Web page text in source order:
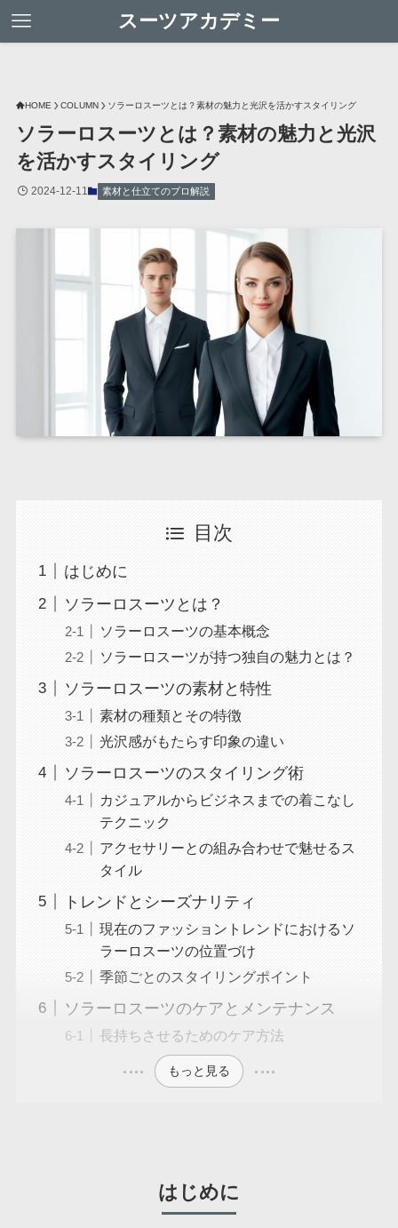
スーツアカデミー
HOME COLUMN ソラーロスーツとは？素材の魅力と光沢を活かすスタイリング
ソラーロスーツとは？素材の魅力と光沢
を活かすスタイリング
2024-12-11 素材と仕立てのプロ解説
目次
はじめに
ソラーロスーツとは？
ソラーロスーツの基本概念
ソラーロスーツが持つ独自の魅力とは？
ソラーロスーツの素材と特性
素材の種類とその特徴
光沢感がもたらす印象の違い
ソラーロスーツのスタイリング術
カジュアルからビジネスまでの着こなし
テクニック
アクセサリーとの組み合わせで魅せるス
タイル
トレンドとシーズナリティ
現在のファッショントレンドにおけるソ
ラーロスーツの位置づけ
季節ごとのスタイリングポイント
ソラーロスーツのケアとメンテナンス
長持ちさせるためのケア方法
もっと見る
はじめに